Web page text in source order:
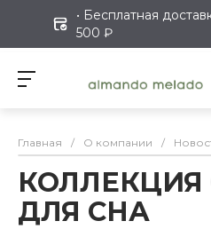
• Бесплатная
500 ₽
Главная / О компании /
ДЛЯ СНА